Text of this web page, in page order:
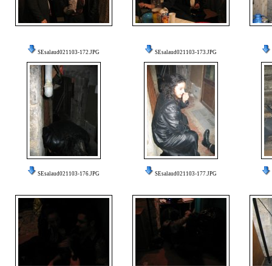
SEsalaud021103-172.JPG SEsalaud021103-173.JPG
SEsalaud021103-176.JPG SEsalaud021103-177.JPG